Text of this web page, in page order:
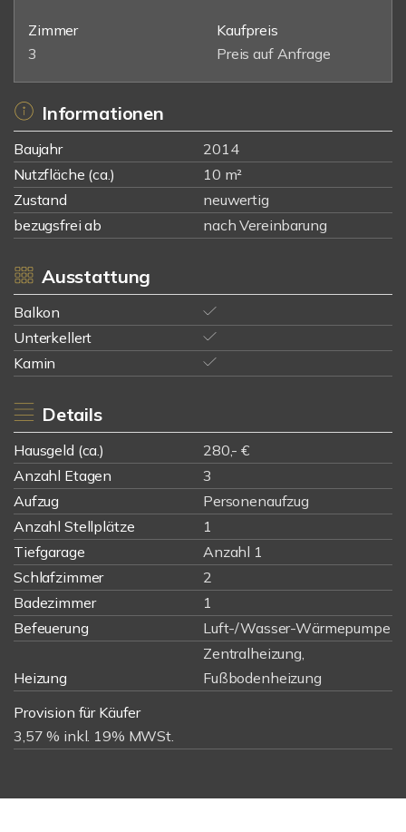
Zimmer
3
Kaufpreis
Preis auf Anfrage
Informationen
Baujahr
2014
Nutzfläche (ca.)
10 m²
Zustand
neuwertig
bezugsfrei ab
nach Vereinbarung
Ausstattung
Balkon
Unterkellert
Kamin
Details
Hausgeld (ca.)
280,- €
Anzahl Etagen
3
Aufzug
Personenaufzug
Anzahl Stellplätze
1
Tiefgarage
Anzahl 1
Schlafzimmer
2
Badezimmer
1
Befeuerung
Luft-/Wasser-Wärmepumpe
Heizung
Zentralheizung,
Fußbodenheizung
Provision für Käufer
3,57 % inkl. 19% MWSt.